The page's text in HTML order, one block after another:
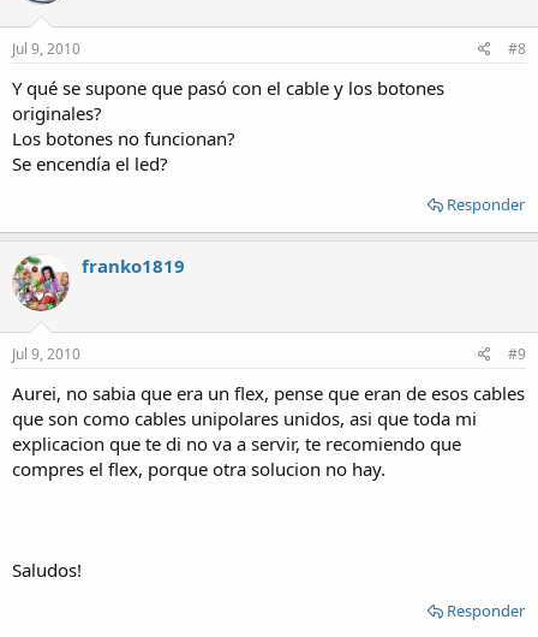
Jul 9, 2010 #8
Y qué se supone que pasó con el cable y los botones
originales?
Los botones no funcionan?
Se encendía el led?
Responder
franko1819
Jul 9, 2010 #9
Aurei, no sabia que era un flex, pense que eran de esos cables
que son como cables unipolares unidos, asi que toda mi
explicacion que te di no va a servir, te recomiendo que
compres el flex, porque otra solucion no hay.
Saludos!
Responder